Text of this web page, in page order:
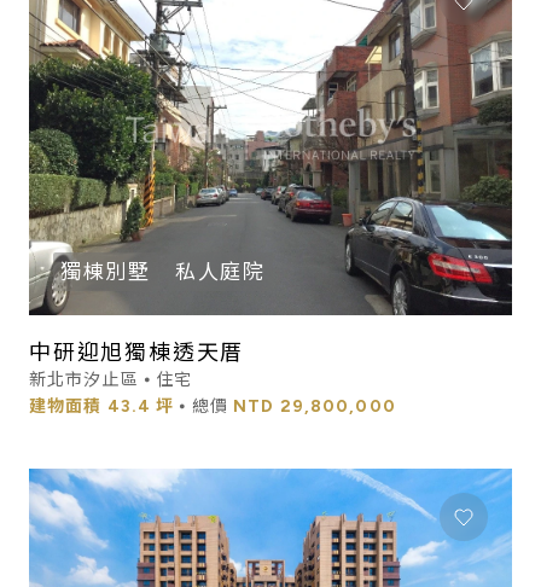
獨棟別墅 私人庭院
中研迎旭獨棟透天厝
新北市汐止區 ⦁ 住宅
建物面積 43.4 坪 ⦁ 總價 NTD 29,800,000